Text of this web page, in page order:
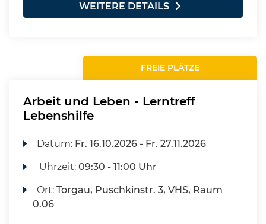
WEITERE DETAILS
FREIE PLÄTZE
Arbeit und Leben - Lerntreff
Lebenshilfe
Datum: Fr. 16.10.2026 - Fr. 27.11.2026
Uhrzeit:09:30 - 11:00 Uhr
Ort:Torgau, Puschkinstr. 3, VHS, Raum
0.06